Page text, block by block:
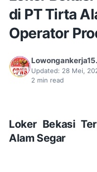
di PT Tirta
Operator
Updated: 28 Mei,
2 min read
Loker Bekasi
Alam Segar